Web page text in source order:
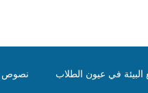
نصوص في عيون الطلاب